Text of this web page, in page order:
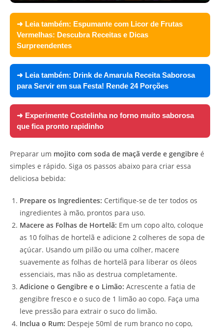
➜ Leia também: Espumante com Licor de Frutas
Vermelhas: Descubra Receitas e Dicas
Surpreendentes
➜ Leia também: Drink de Amarula Receita Saborosa
para Servir em sua Festa! Rende 24 Porções
➜ Experimente Costelinha no forno muito saborosa
que fica pronto rapidinho
Preparar um mojito com soda de maçã verde e gengibre é
simples e rápido. Siga os passos abaixo para criar essa
deliciosa bebida:
Prepare os Ingredientes: Certifique-se de ter todos os
ingredientes à mão, prontos para uso.
Macere as Folhas de Hortelã: Em um copo alto, coloque
as 10 folhas de hortelã e adicione 2 colheres de sopa de
açúcar. Usando um pilão ou uma colher, macere
suavemente as folhas de hortelã para liberar os óleos
essenciais, mas não as destrua completamente.
Adicione o Gengibre e o Limão: Acrescente a fatia de
gengibre fresco e o suco de 1 limão ao copo. Faça uma
leve pressão para extrair o suco do limão.
Inclua o Rum: Despeje 50ml de rum branco no copo,